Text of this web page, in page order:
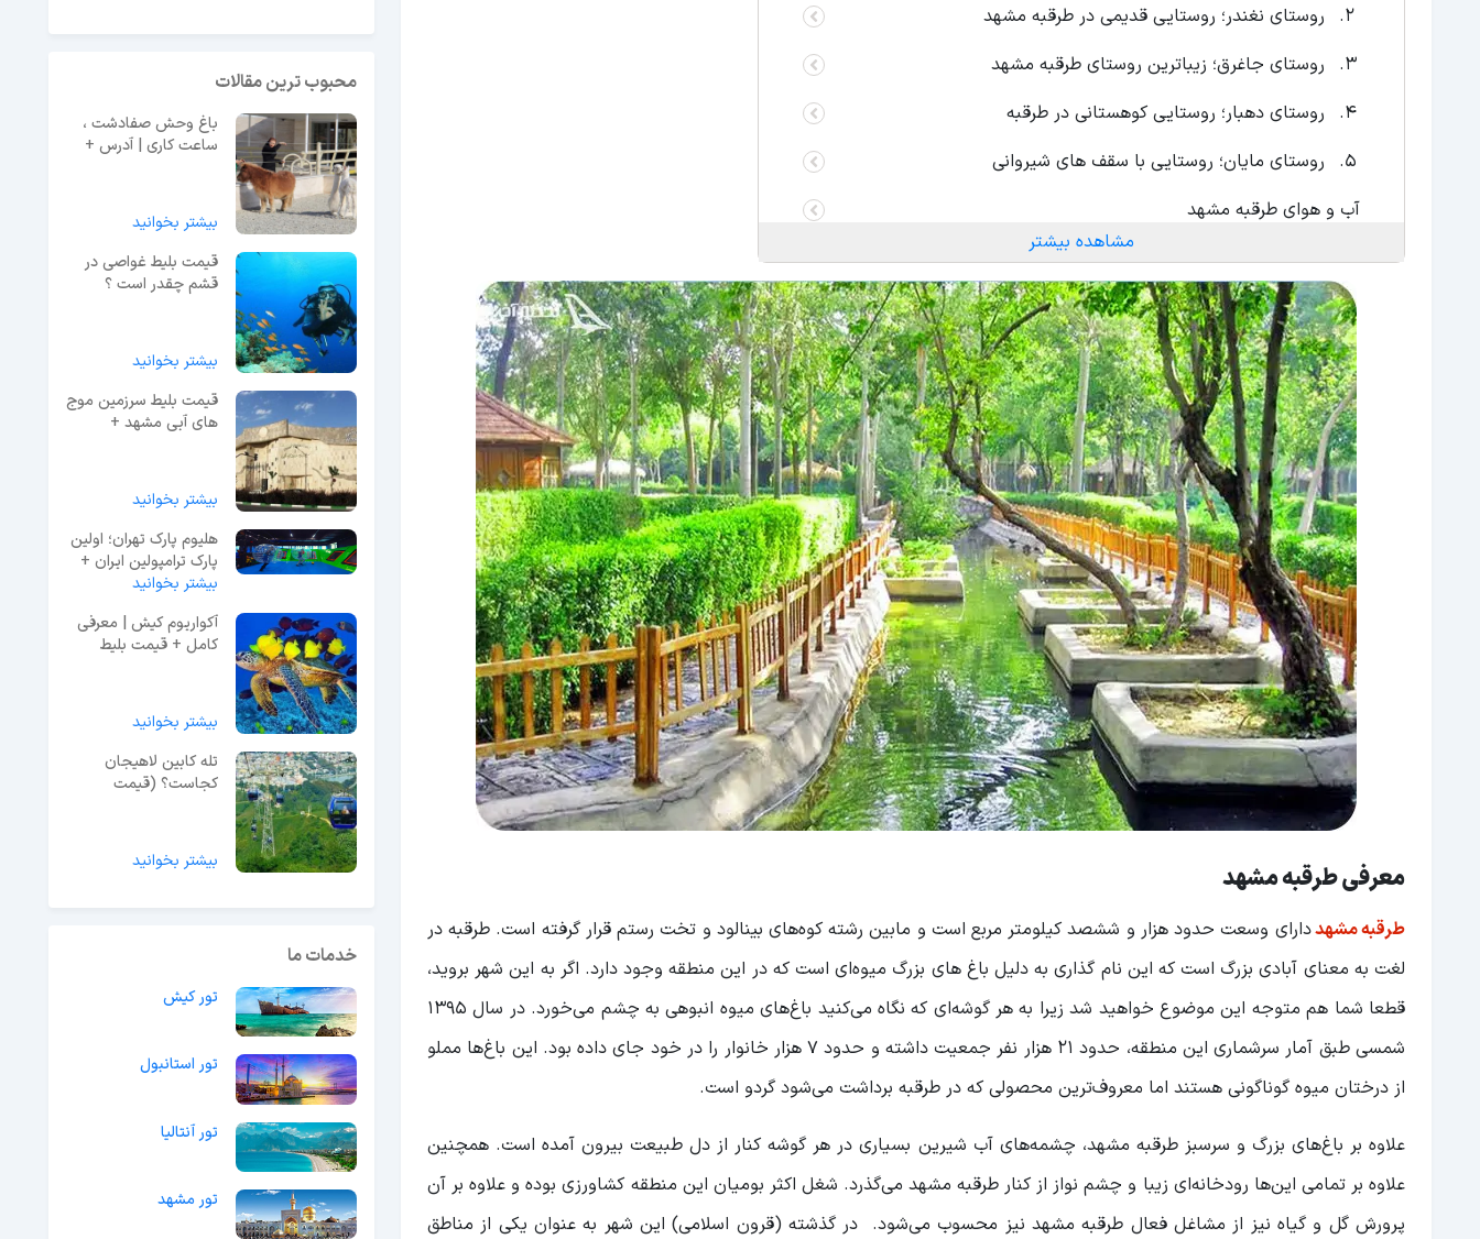
روستای نغندر؛ روستایی قدیمی در طرقبه مشهد
روستای جاغرق؛ زیباترین روستای طرقبه مشهد
روستای دهبار؛ روستایی کوهستانی در طرقبه
روستای مایان؛ روستایی با سقف های شیروانی
آب و هوای طرقبه مشهد
پیست اسکی؛ لذت تفریحات زمستانی در طرقبه مشهد
پیست اتومبیل رانی در طرقبه
سوارکاری؛ تفریحی نوین در قلب طرقبه
مجموعه تفریحی چالیدره؛ تجربه زیپ لاین، بانجی جامپینگ در طرقبه
پارک های نزدیک طرقبه مشهد
پارک وکیل‌آباد؛ تفریح همراه با صدای آرامش‌بخش رودخانه
پارک پونه؛ دسترسی ساده به باغی سرسبز
پارک بهمن؛ فضایی سبز و زیبا برای پیک‌نیک خانوادگی
رودخانه طرقبه
غذاهای طرقبه مشهد
رستوران طرقبه مشهد
رستوران تشریفات؛ یکی از بهتری رستوران های طرقبه مشهد
رستوران سران؛ لذت چشیدن غذاهای لذیذ در طرقبه
رستوران آرتیمان؛ فضایی دلباز برای شکم گردی در طرقبه
رستوران گنجعلی خان؛ بهترین رستوران سنتی طرقبه
امکانات طرقبه مشهد
هتل بزرگ طرقبه مشهد
مشاهده بیشتر
معرفی طرقبه مشهد
طرقبه مشهددارای وسعت حدود هزار و ششصد کیلومتر مربع است و مابین رشته کوه‌های بینالود و تخت رستم قرار گرفته است. طرقبه در
لغت به معنای آبادی بزرگ است که این نام گذاری به دلیل باغ های بزرگ میوه‌ای است که در این منطقه وجود دارد. اگر به این شهر بروید،
قطعا شما هم متوجه این موضوع خواهید شد زیرا به هر گوشه‌ای که نگاه می‌کنید باغ‌های میوه انبوهی به چشم می‌خورد. در سال 1395
شمسی طبق آمار سرشماری این منطقه، حدود 21 هزار نفر جمعیت داشته و حدود 7 هزار خانوار را در خود جای داده بود. این باغ‌ها مملو
از درختان میوه گوناگونی هستند اما معروف‌ترین محصولی که در طرقبه برداشت می‌شود گردو است.
علاوه بر باغ‌های بزرگ و سرسبز طرقبه مشهد، چشمه‌های آب شیرین بسیاری در هر گوشه کنار از دل طبیعت بیرون آمده است. همچنین
علاوه بر تمامی این‌ها رودخانه‌ای زیبا و چشم نواز از کنار طرقبه مشهد می‌گذرد. شغل اکثر بومیان این منطقه کشاورزی بوده و علاوه بر آن
پرورش گل و گیاه نیز از مشاغل فعال طرقبه مشهد نیز محسوب می‌شود. در گذشته (قرون اسلامی) این شهر به عنوان یکی از مناطق
محبوب ترین مقالات
باغ وحش صفادشت ،
ساعت کاری | آدرس +
بیشتر بخوانید
قیمت بلیط غواصی در
قشم چقدر است ؟
بیشتر بخوانید
قیمت بلیط سرزمین موج
های آبی مشهد +
بیشتر بخوانید
هلیوم پارک تهران؛ اولین
پارک ترامپولین ایران +
راهنما بازدید
بیشتر بخوانید
آکواریوم کیش | معرفی
کامل + قیمت بلیط
بیشتر بخوانید
تله کابین لاهیجان
کجاست؟ (قیمت
بیشتر بخوانید
خدمات ما
تور کیش
تور استانبول
تور آنتالیا
تور مشهد